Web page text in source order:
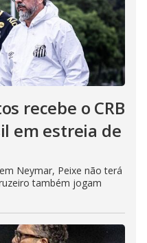
recebe o CRB
em estreia de
Neymar, Peixe não terá
também jogam